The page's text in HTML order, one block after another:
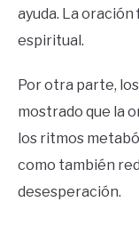
ayuda. La
espiritual.
Por otra parte,
mostrado que la
los ritmos
como también
desesperación.